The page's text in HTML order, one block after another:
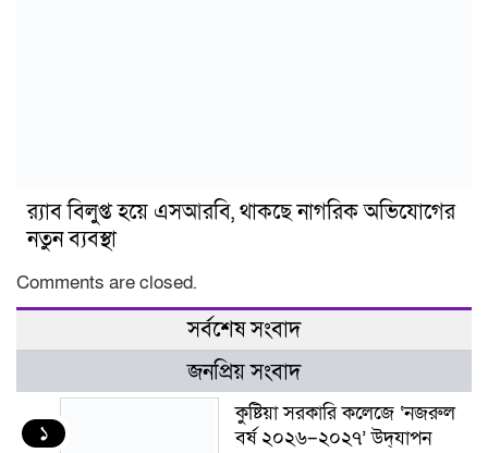
র‍্যাব বিলুপ্ত হয়ে এসআরবি, থাকছে নাগরিক অভিযোগের
নতুন ব্যবস্থা
Comments are closed.
সর্বশেষ সংবাদ
জনপ্রিয় সংবাদ
১
কুষ্টিয়া সরকারি কলেজে ‘নজরুল
বর্ষ ২০২৬–২০২৭’ উদ্‌যাপন